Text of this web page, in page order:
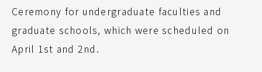
Ceremony for undergraduate faculties and
graduate schools, which were scheduled on
April 1st and 2nd.